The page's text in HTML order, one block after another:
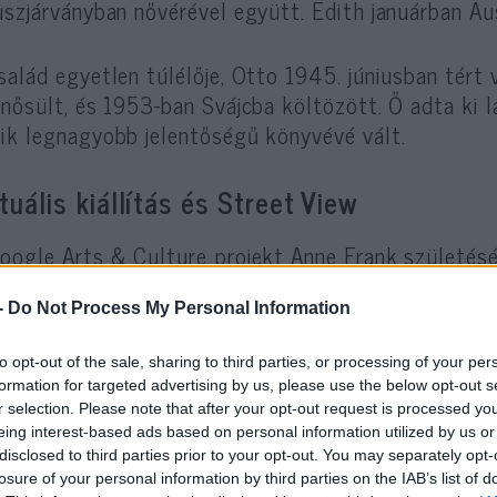
Do Not Process My Personal Information
opt-out of the sale, sharing to third parties, or processing of your
for targeted advertising by us, please use the below opt-out
selection. Please note that after your opt-out request is processed
interest-based ads based on personal information utilized by us
to third parties prior to your opt-out. You may separately
of your personal information by third parties on the IAB’s list of
nővérével együtt. Edith januárban
egyetlen túlélője, Otto 1945. júniusban tért
és 1953-ban Svájcba költözött. Ő adta ki
legnagyobb jelentőségű könyvévé vált.
kiállítás és Street View
Arts & Culture projekt Anne Frank
virtuális kiállítással és a Street View
élményét nyújtjaa látogatók számára a
és képernyő segítségével beléphetünk az
ahol Anne gyerekkorát töltötte, bejárhatjuk
melyben nővérével, Margot-val lakott.